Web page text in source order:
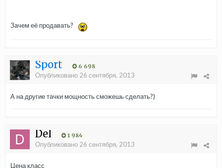
Зачем её продавать?
Sport 6 698
Опубликовано 26 сентября, 2013
А на другие тачки мощность сможешь сделать?)
Del 1 984
Опубликовано 26 сентября, 2013
Цена класс